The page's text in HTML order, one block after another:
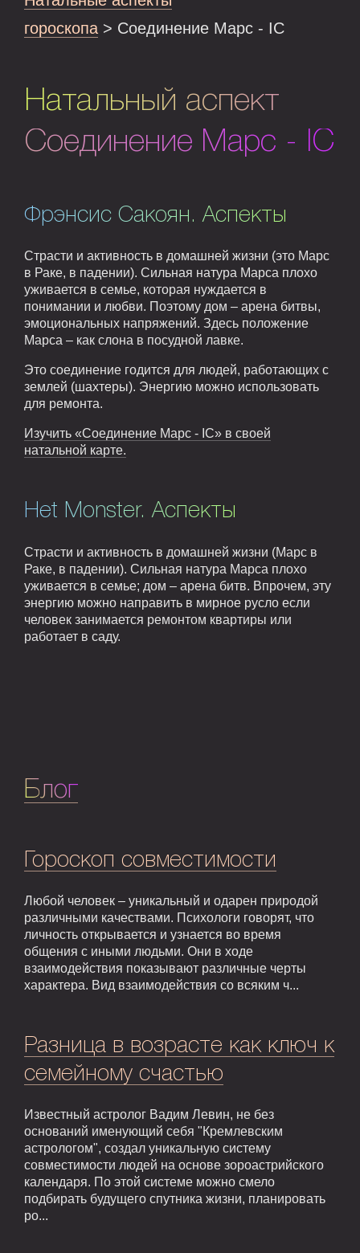
гороскопа > Соединение Марс - IC
Натальный аспект
Соединение Марс - IC
Фрэнсис Сакоян. Аспекты
Страсти и активность в домашней жизни (это Марс
в Раке, в падении). Сильная натура Марса плохо
уживается в семье, которая нуждается в
понимании и любви. Поэтому дом – арена битвы,
эмоциональных напряжений. Здесь положение
Марса – как слона в посудной лавке.
Это соединение годится для людей, работающих с
землей (шахтеры). Энергию можно использовать
для ремонта.
Изучить «Соединение Марс - IC» в своей
натальной карте.
Het Monster. Аспекты
Страсти и активность в домашней жизни (Марс в
Раке, в падении). Сильная натура Марса плохо
уживается в семье; дом – арена битв. Впрочем, эту
энергию можно направить в мирное русло если
человек занимается ремонтом квартиры или
работает в саду.
Блог
Гороскоп совместимости
Любой человек – уникальный и одарен природой
различными качествами. Психологи говорят, что
личность открывается и узнается во время
общения с иными людьми. Они в ходе
взаимодействия показывают различные черты
характера. Вид взаимодействия со всяким ч...
Разница в возрасте как ключ к
семейному счастью
Известный астролог Вадим Левин, не без
оснований именующий себя "Кремлевским
астрологом", создал уникальную систему
совместимости людей на основе зороастрийского
календаря. По этой системе можно смело
подбирать будущего спутника жизни, планировать
ро...